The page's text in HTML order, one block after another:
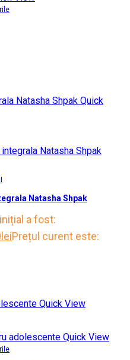
Quick
Natasha Shpak
a fost:
leiPrețul curent este:
Quick View
Quick View